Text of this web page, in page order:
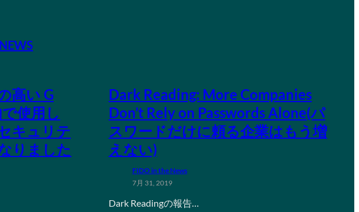
高い G
使用し
キュリテ
りました
Dark Reading: More Companies
Don’t Rely on Passwords Alone(パ
スワードだけに頼る企業はもう増
えない)
FIDO in the News
7月 31, 2019
Dark Readingの報告…